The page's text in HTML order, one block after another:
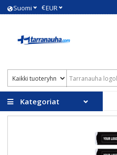
Suomi €EUR
Kategoriat